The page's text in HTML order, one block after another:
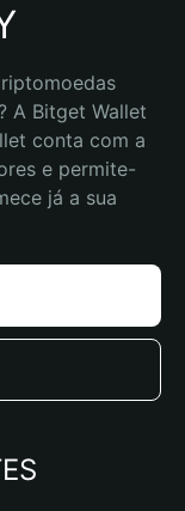
A Bitget Wallet
conta com a
e permite-
já a sua